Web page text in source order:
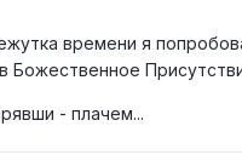
времени я
Божественное
- плачем...